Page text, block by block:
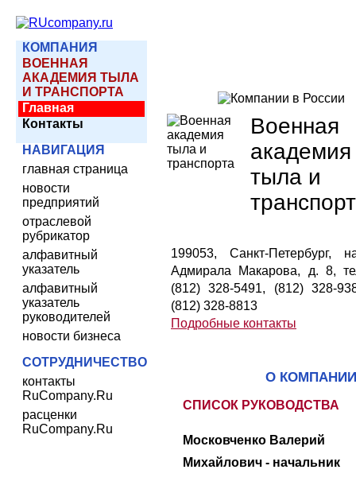
КОМПАНИЯ
ВОЕННАЯ
АКАДЕМИЯ ТЫЛА
И ТРАНСПОРТА
Главная
Контакты
НАВИГАЦИЯ
главная страница
новости
предприятий
отраслевой
рубрикатор
алфавитный
указатель
алфавитный
указатель
руководителей
новости бизнеса
СОТРУДНИЧЕСТВО
контакты
RuCompany.Ru
расценки
RuCompany.Ru
Военная
академия
тыла и
199053, Санкт-Петербург,
Адмирала Макарова, д. 8,
(812) 328-5491, (812) 328-
(812) 328-8813
Подробные контакты
О КОМПАНИИ
СПИСОК РУКОВОДСТВА
Московченко Валерий
Михайлович - начальник